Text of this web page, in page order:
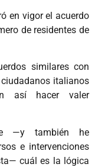
en vigor el acuerdo
de residentes de
similares con
ciudadanos italianos
así hacer valer
—y también he
e intervenciones
cuál es la lógica